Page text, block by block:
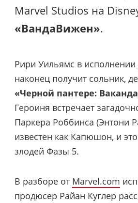
Marvel Studios на
«ВандаВижен».
Рири Уильямс в
наконец получит сольник,
«Черной пантере:
Героиня встречает
Паркера Роббинса (Энтони
известен как Капюшон, и
злодей Фазы 5.
В разборе от Marvel.com
продюсер Райан Куглер